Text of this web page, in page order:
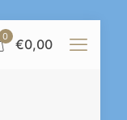
0 €0,00